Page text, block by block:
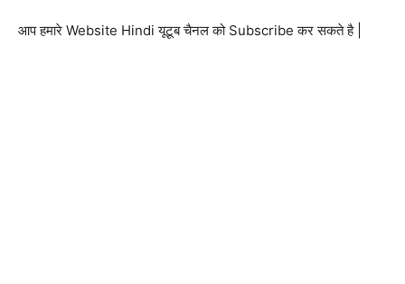
आप हमारे Website Hindi यूटूब चैनल को Subscribe कर सकते है |